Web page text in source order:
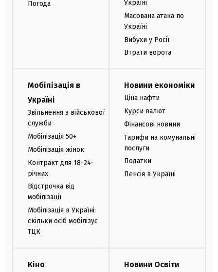
Погода
Україні
Масована атака по
Україні
Вибухи у Росії
Втрати ворога
Мобілізація в
Україні
Звільнення з військової
служби
Мобілізація 50+
Мобілізація жінок
Контракт для 18-24-
річних
Відстрочка від
мобілізації
Мобілізація в Україні:
скільки осіб мобілізує
ТЦК
Новини економіки
Ціна нафти
Курси валют
Фінансові новини
Тарифи на комунальні
послуги
Податки
Пенсія в Україні
Кіно Новини Освіти